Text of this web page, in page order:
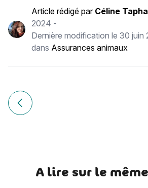
Article rédigé par Céline
2024 -
Dernière modification le30 juin
dans Assurances animaux
Navigation
de
Article précédent Mon chien se
A lire sur le